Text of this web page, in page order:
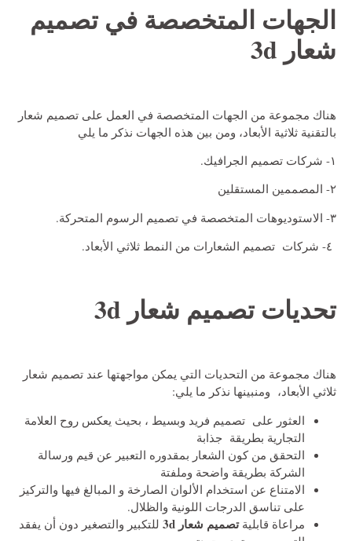
الجهات المتخصصة في تصميم
شعار 3d
هناك مجموعة من الجهات المتخصصة في العمل على تصميم شعار
بالتقنية ثلاثية الأبعاد، ومن بين هذه الجهات نذكر ما يلي
١- شركات تصميم الجرافيك.
٢- المصممين المستقلين
٣- الاستوديوهات المتخصصة في تصميم الرسوم المتحركة.
تحديات تصميم شعار 3d
هناك مجموعة من التحديات التي يمكن مواجهتها عند تصميم شعار
ثلاثي الأبعاد، ومنبينها نذكر ما يلي:
العثور على تصميم فريد وبسيط ، بحيث يعكس روح العلامة
التجارية بطريقة جذابة
التحقق من كون الشعار بمقدوره التعبير عن قيم ورسالة
الشركة بطريقة واضحة وملفتة
الامتناع عن استخدام الألوان الصارخة و المبالغ فيها والتركيز
على تناسق الدرجات اللونية والظلال.
مراعاة قابليةتصميم شعار 3d
للتكبير والتصغير دون أن يفقد